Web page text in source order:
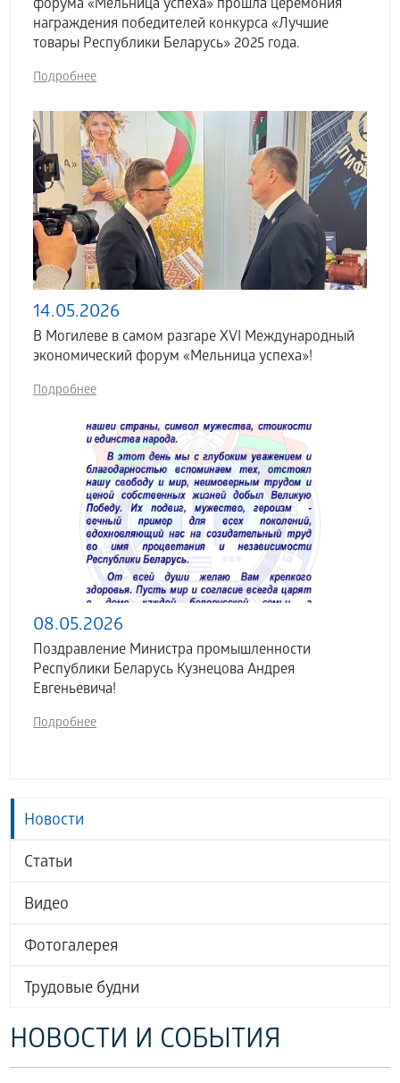
Новости
Статьи
Видео
Фотогалерея
Трудовые будни
НОВОСТИ И СОБЫТИЯ
форума «Мельница успеха» прошла церемония
награждения победителей конкурса «Лучшие
товары Республики Беларусь» 2025 года.
Подробнее
14.05.2026
В Могилеве в самом разгаре XVI Международный
экономический форум «Мельница успеха»!
Подробнее
08.05.2026
Поздравление Министра промышленности
Республики Беларусь Кузнецова Андрея
Евгеньевича!
Подробнее